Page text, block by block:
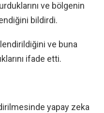
ve bölgenin
bildirdi.
ve buna
ifade etti.
yapay zeka